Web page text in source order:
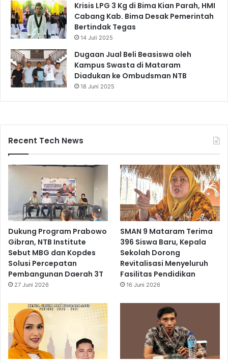
Krisis LPG 3 Kg di Bima Kian Parah, HMI
Cabang Kab. Bima Desak Pemerintah
Bertindak Tegas
14 Juli 2025
Dugaan Jual Beli Beasiswa oleh
Kampus Swasta di Mataram
Diadukan ke Ombudsman NTB
18 Juni 2025
Recent Tech News
Dukung Program Prabowo
Gibran, NTB Institute
Sebut MBG dan Kopdes
Solusi Percepatan
Pembangunan Daerah 3T
27 Juni 2026
SMAN 9 Mataram Terima
396 Siswa Baru, Kepala
Sekolah Dorong
Revitalisasi Menyeluruh
Fasilitas Pendidikan
16 Juni 2026